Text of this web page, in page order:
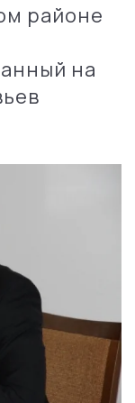
районе
на